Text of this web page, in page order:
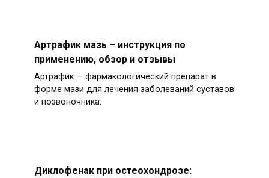
Артрафик мазь – инструкция по
применению, обзор и отзывы
Артрафик — фармакологический препарат в
форме мази для лечения заболеваний суставов
и позвоночника.
Диклофенак при остеохондрозе: